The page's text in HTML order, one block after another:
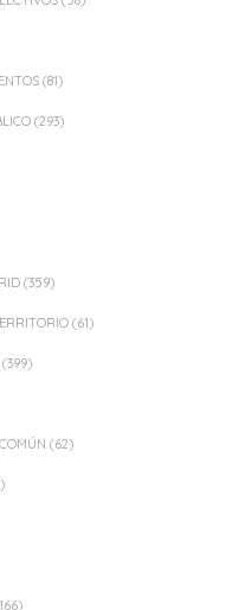
(81)
(293)
(359)
(61)
(399)
(62)